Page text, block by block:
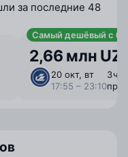
за последние 48
Самый дешёвый с
2,66 млн
20 окт, вт
17:55 – 23:10
3 ⁠ч